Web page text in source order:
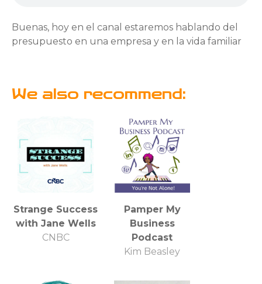
Buenas, hoy en el canal estaremos hablando del
presupuesto en una empresa y en la vida familiar
We also recommend:
Strange Success
with Jane Wells
CNBC
Pamper My
Business
Podcast
Kim Beasley